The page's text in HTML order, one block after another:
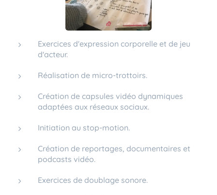
Exercices d'expression corporelle et de jeu
d'acteur.
Réalisation de micro-trottoirs.
Création de capsules vidéo dynamiques
adaptées aux réseaux sociaux.
Initiation au stop-motion.
Création de reportages, documentaires et
podcasts vidéo.
Exercices de doublage sonore.